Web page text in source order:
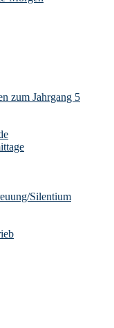
zum Jahrgang 5
Silentium